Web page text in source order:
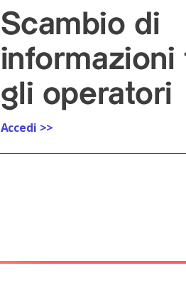
Scambio di
informazioni
gli operatori
Accedi >>